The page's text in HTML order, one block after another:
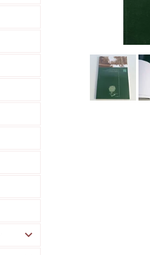
PSYCHOLOGIE
VYŘAZENO Z KNIHOVNY